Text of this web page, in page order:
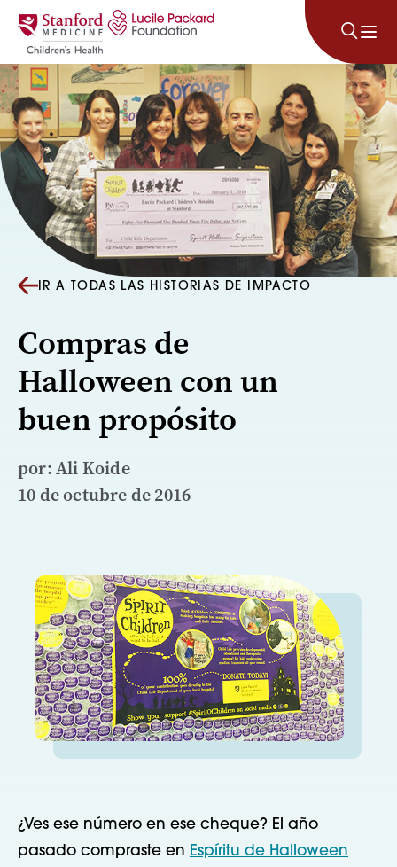
Saltar al contenido
IR A TODAS LAS HISTORIAS DE IMPACTO
Compras de
Halloween con un
buen propósito
por: Ali Koide
10 de octubre de 2016
¿Ves ese número en ese cheque? El año
pasado compraste en Espíritu de Halloween